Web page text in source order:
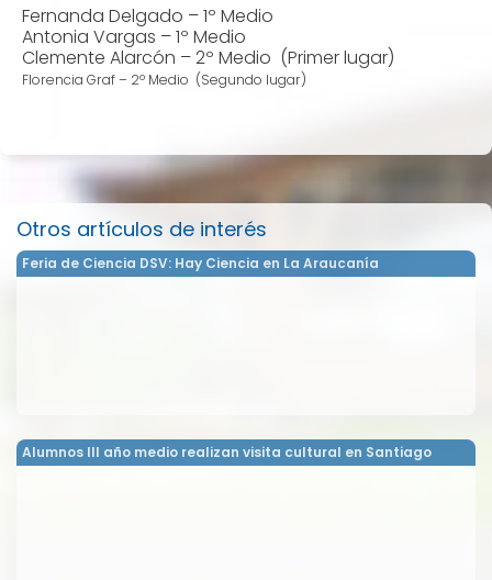
Fernanda Delgado – 1º Medio
Antonia Vargas – 1º Medio
Clemente Alarcón – 2º Medio (Primer lugar)
Florencia Graf – 2º Medio (Segundo lugar)
Otros artículos de interés
Feria de Ciencia DSV: Hay Ciencia en La Araucanía
Alumnos III año medio realizan visita cultural en Santiago